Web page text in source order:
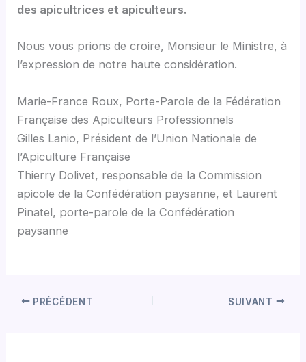
des apicultrices et apiculteurs.
Nous vous prions de croire, Monsieur le Ministre, à
l’expression de notre haute considération.
Marie-France Roux, Porte-Parole de la Fédération
Française des Apiculteurs Professionnels
Gilles Lanio, Président de l’Union Nationale de
l’Apiculture Française
Thierry Dolivet, responsable de la Commission
apicole de la Confédération paysanne, et Laurent
Pinatel, porte-parole de la Confédération
paysanne
PRÉCÉDENT SUIVANT